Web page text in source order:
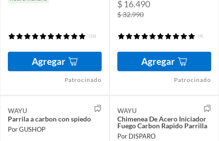
(16)
Agregar
Patrocinado
$ 16.490
$ 32.990
(4)
Agregar
Patrocinado
WAYU
Parrila a carbon con spiedo
Por GUSHOP
WAYU
Chimenea De Acero Iniciador
Fuego Carbon Rapido Parrilla
Por DISPARO